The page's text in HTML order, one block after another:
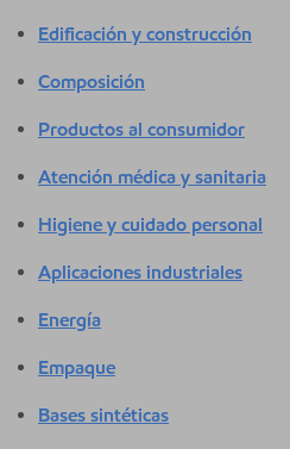
Edificación y construcción
Composición
Productos al consumidor
Atención médica y sanitaria
Higiene y cuidado personal
Aplicaciones industriales
Energía
Empaque
Bases sintéticas